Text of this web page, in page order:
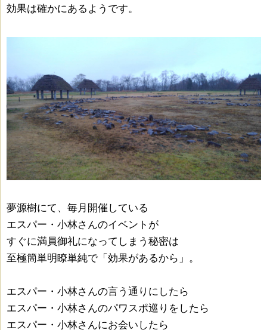
効果は確かにあるようです。
夢源樹にて、毎月開催している
エスパー・小林さんのイベントが
すぐに満員御礼になってしまう秘密は
至極簡単明瞭単純で「効果があるから」。
エスパー・小林さんの言う通りにしたら
エスパー・小林さんのパワスポ巡りをしたら
エスパー・小林さんにお会いしたら